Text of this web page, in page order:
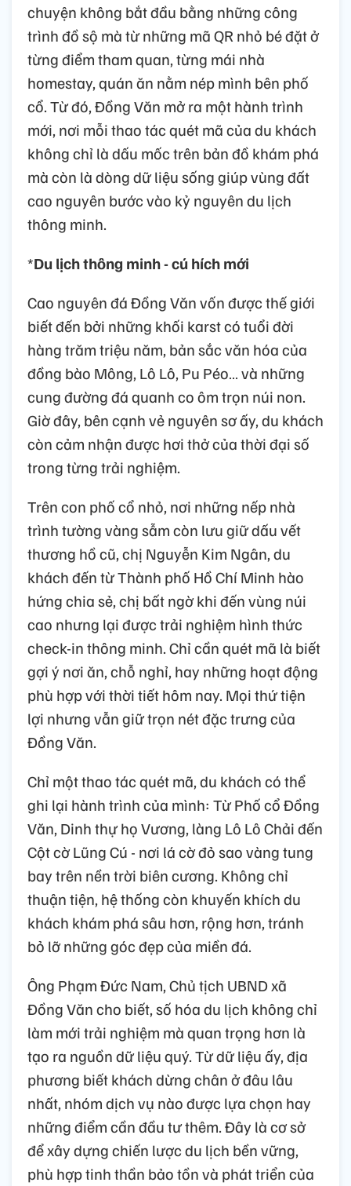
chuyện không bắt đầu bằng những công
trình đồ sộ mà từ những mã QR nhỏ bé đặt ở
từng điểm tham quan, từng mái nhà
homestay, quán ăn nằm nép mình bên phố
cổ. Từ đó, Đồng Văn mở ra một hành trình
mới, nơi mỗi thao tác quét mã của du khách
không chỉ là dấu mốc trên bản đồ khám phá
mà còn là dòng dữ liệu sống giúp vùng đất
cao nguyên bước vào kỷ nguyên du lịch
thông minh.
*Du lịch thông minh - cú hích mới
Cao nguyên đá Đồng Văn vốn được thế giới
biết đến bởi những khối karst có tuổi đời
hàng trăm triệu năm, bản sắc văn hóa của
đồng bào Mông, Lô Lô, Pu Péo… và những
cung đường đá quanh co ôm trọn núi non.
Giờ đây, bên cạnh vẻ nguyên sơ ấy, du khách
còn cảm nhận được hơi thở của thời đại số
trong từng trải nghiệm.
Trên con phố cổ nhỏ, nơi những nếp nhà
trình tường vàng sẫm còn lưu giữ dấu vết
thương hồ cũ, chị Nguyễn Kim Ngân, du
khách đến từ Thành phố Hồ Chí Minh hào
hứng chia sẻ, chị bất ngờ khi đến vùng núi
cao nhưng lại được trải nghiệm hình thức
check-in thông minh. Chỉ cần quét mã là biết
gợi ý nơi ăn, chỗ nghỉ, hay những hoạt động
phù hợp với thời tiết hôm nay. Mọi thứ tiện
lợi nhưng vẫn giữ trọn nét đặc trưng của
Đồng Văn.
Chỉ một thao tác quét mã, du khách có thể
ghi lại hành trình của mình: Từ Phố cổ Đồng
Văn, Dinh thự họ Vương, làng Lô Lô Chải đến
Cột cờ Lũng Cú - nơi lá cờ đỏ sao vàng tung
bay trên nền trời biên cương. Không chỉ
thuận tiện, hệ thống còn khuyến khích du
khách khám phá sâu hơn, rộng hơn, tránh
bỏ lỡ những góc đẹp của miền đá.
Ông Phạm Đức Nam, Chủ tịch UBND xã
Đồng Văn cho biết, số hóa du lịch không chỉ
làm mới trải nghiệm mà quan trọng hơn là
tạo ra nguồn dữ liệu quý. Từ dữ liệu ấy, địa
phương biết khách dừng chân ở đâu lâu
nhất, nhóm dịch vụ nào được lựa chọn hay
những điểm cần đầu tư thêm. Đây là cơ sở
để xây dựng chiến lược du lịch bền vững,
phù hợp tinh thần bảo tồn và phát triển của